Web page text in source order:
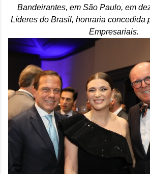
Bandeirantes, em São Paulo, em
Líderes do Brasil, honraria concedida
Empresariais.